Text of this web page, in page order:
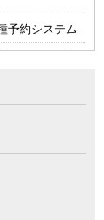
予約システム